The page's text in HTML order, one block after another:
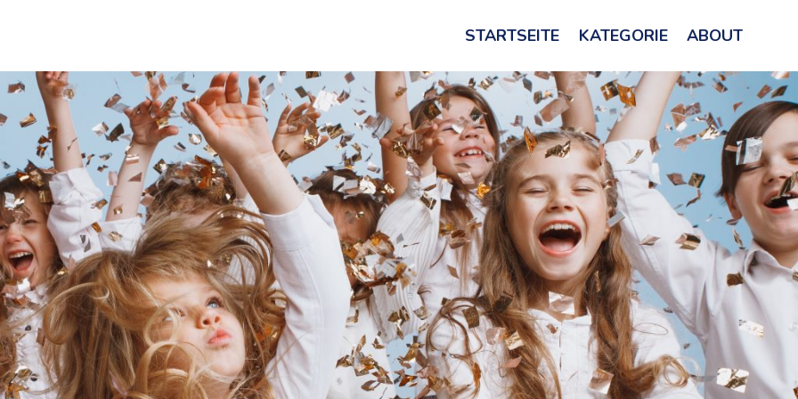
STARTSEITE KATEGORIE ABOUT